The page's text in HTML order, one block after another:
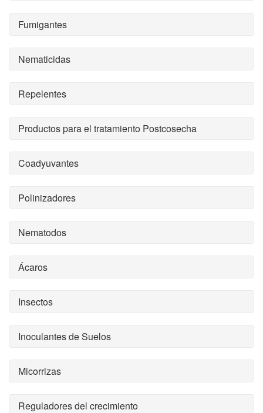
Fumigantes
Nematicidas
Repelentes
Productos para el tratamiento Postcosecha
Coadyuvantes
Polinizadores
Nematodos
Ácaros
Insectos
Inoculantes de Suelos
Micorrizas
Reguladores del crecimiento